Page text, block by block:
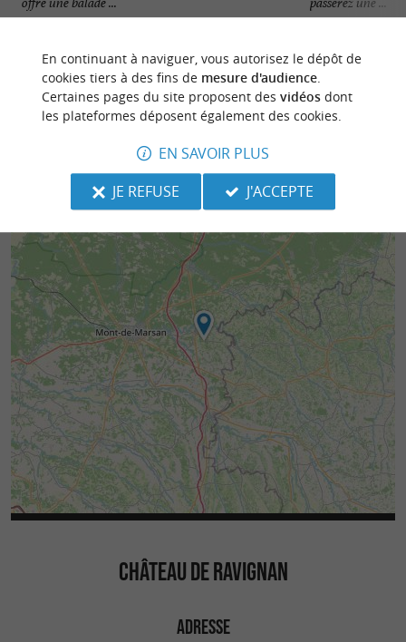
CHÂTEAU DE RAVIGNAN
ADRESSE
En continuant à naviguer, vous autorisez le dépôt de
cookies tiers à des fins de mesure d'audience.
Certaines pages du site proposent des vidéosdont
les plateformes déposent également des cookies.
EN SAVOIR PLUS
JE REFUSE
J'ACCEPTE